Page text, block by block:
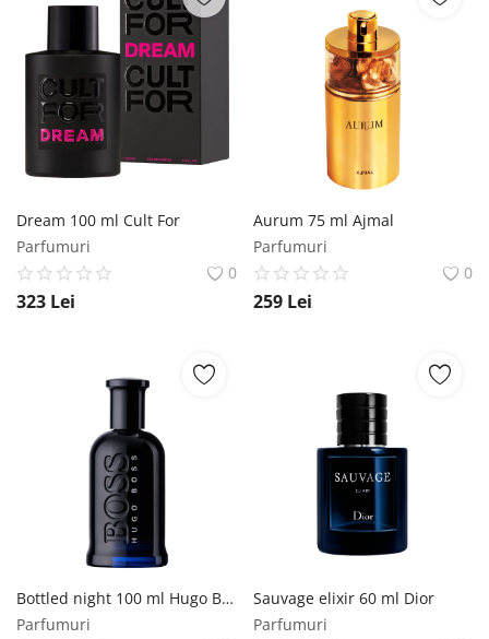
Dream 100 ml Cult For
Parfumuri
0
323 Lei
Aurum 75 ml Ajmal
Parfumuri
0
259 Lei
Bottled night 100 ml Hugo Boss
Parfumuri
Sauvage elixir 60 ml Dior
Parfumuri